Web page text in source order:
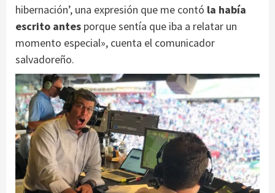
hibernación’, una expresión que me contó la había
escrito antes porque sentía que iba a relatar un
momento especial», cuenta el comunicador
salvadoreño.